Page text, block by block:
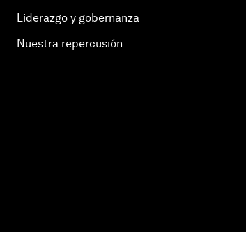
Liderazgo y gobernanza
Nuestra repercusión